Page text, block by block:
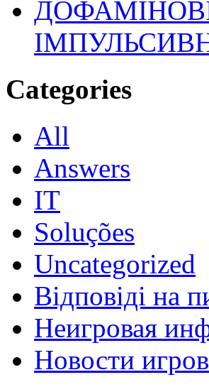
Categories
All
Answers
IT
Soluções
Uncategorized
Відповіді на
Неигровая
Новости